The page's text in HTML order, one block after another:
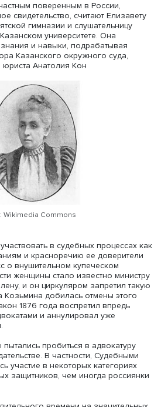
институт адвокатуры в
в 1860-е годы
однако присяжными
и гражданскими делами,
исключительно мужчины,
для допуска к адвокатской
ситуация стала меняться. В
частная адвокатура, и
для входа в нее закон не
частным поверенным в России,
свидетельство, считают
Вятской гимназии и
Казанском университете. Она
знания и навыки,
Казанского окружного
Wikimedia Commons